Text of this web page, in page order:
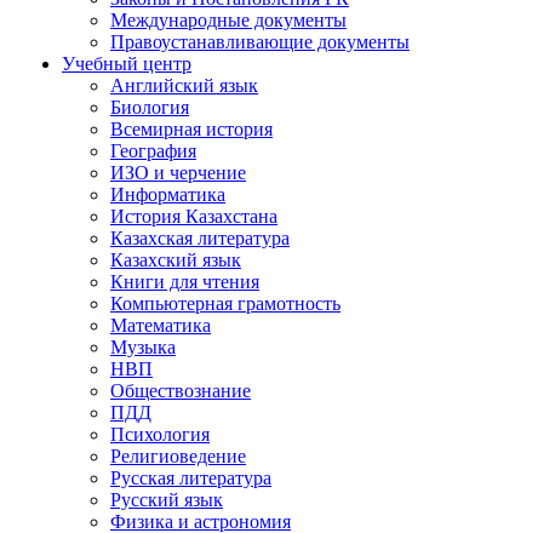
Международные документы
Правоустанавливающие документы
Учебный центр
Английский язык
Биология
Всемирная история
География
ИЗО и черчение
Информатика
История Казахстана
Казахская литература
Казахский язык
Книги для чтения
Компьютерная грамотность
Математика
Музыка
НВП
Обществознание
ПДД
Психология
Религиоведение
Русская литература
Русский язык
Физика и астрономия